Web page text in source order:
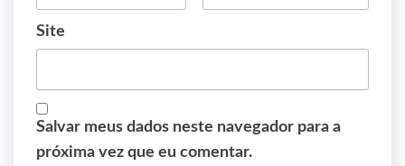
Site
Salvar meus dados neste navegador para a
próxima vez que eu comentar.